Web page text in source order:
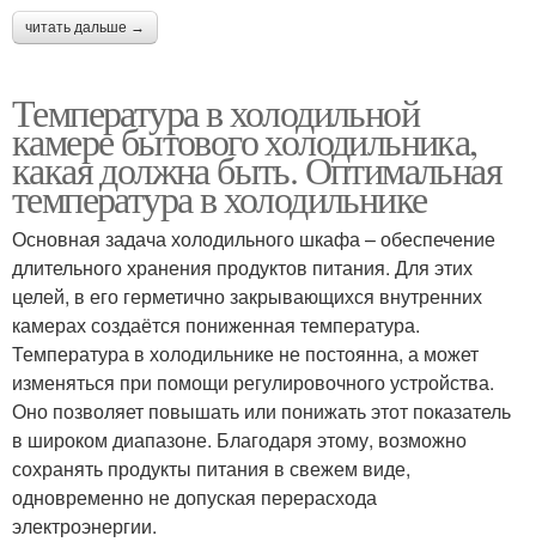
читать дальше →
Температура в холодильной
камере бытового холодильника,
какая должна быть. Оптимальная
температура в холодильнике
Основная задача холодильного шкафа – обеспечение
длительного хранения продуктов питания. Для этих
целей, в его герметично закрывающихся внутренних
камерах создаётся пониженная температура.
Температура в холодильнике не постоянна, а может
изменяться при помощи регулировочного устройства.
Оно позволяет повышать или понижать этот показатель
в широком диапазоне. Благодаря этому, возможно
сохранять продукты питания в свежем виде,
одновременно не допуская перерасхода
электроэнергии.